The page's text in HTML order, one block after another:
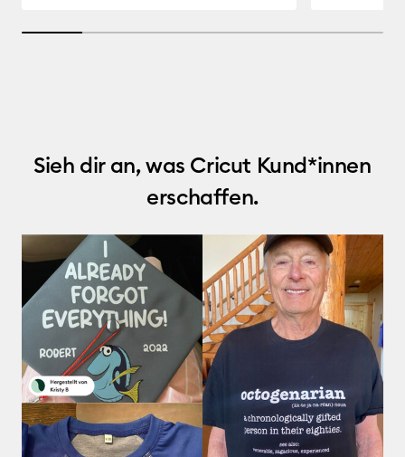
16.666666666666664% completed
Sieh dir an, was Cricut Kund*innen
erschaffen.